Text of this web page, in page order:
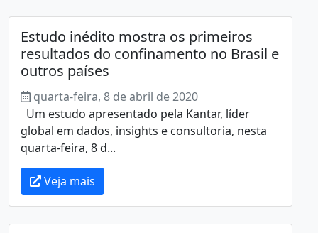
Estudo inédito mostra os primeiros
resultados do confinamento no Brasil e
outros países
quarta-feira, 8 de abril de 2020
Um estudo apresentado pela Kantar, líder
global em dados, insights e consultoria, nesta
quarta-feira, 8 d...
Veja mais